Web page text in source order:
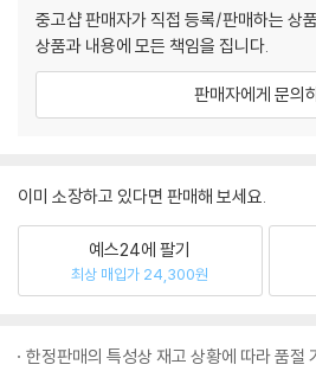
중고샵 판매자가 직접 등록/판매하는 상
상품과 내용에 모든 책임을 집니다.
판매자에게 문의
이미 소장하고 있다면 판매해 보세요.
예스24에 팔기
최상 매입가 24,300원
한정판매의 특성상 재고 상황에 따라 품절